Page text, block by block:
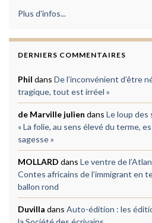
Plus d'infos...
DERNIERS COMMENTAIRES
Phil dans De l’inconvénient d’être
tragique, tout est irréel »
de Marville julien dans Le loup des
« La folie, au sens élevé du terme,
sagesse »
MOLLARD dans Le ventre de
Contes africains de l’immigrant en
ballon rond
Duvilla dans Auto-édition : les